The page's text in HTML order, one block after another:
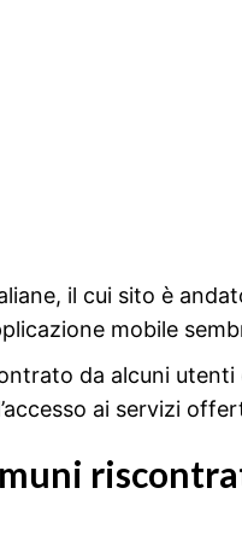
il cui sito è
mobile
da alcuni
ai servizi